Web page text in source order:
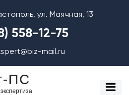
ул. Маячная, 13
558-12-75
mail.ru
ПС